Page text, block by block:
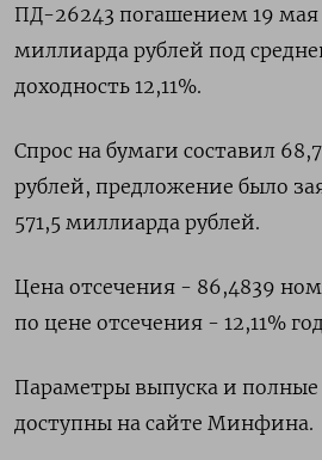
ПД-26243 погашением 19 мая
миллиарда рублей под
доходность 12,11%.
Спрос на бумаги составил
рублей, предложение было
571,5 миллиарда рублей.
Цена отсечения - 86,4839
по цене отсечения - 12,11%
Параметры выпуска и
доступны на сайте Минфина.